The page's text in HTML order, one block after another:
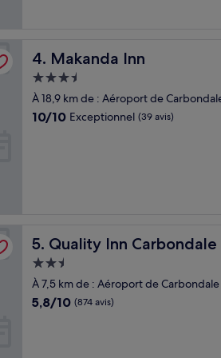
4. Makanda Inn
Makanda Inn
Hébergement
3.5 étoiles
À 18,9 km de : Aéroport de
10.0
10/10 Exceptionnel (39 avis)
5. Quality Inn
Quality Inn Carbondale
Hébergement
2.5 étoiles
À 7,5 km de : Aéroport de
5.8
5,8/10 (874 avis)